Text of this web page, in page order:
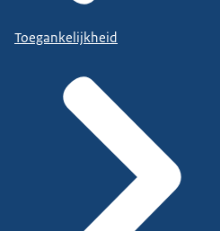
Toegankelijkheid